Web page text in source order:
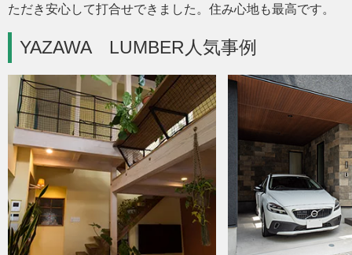
ただき安心して打合せできました。住み心地も最高です。
YAZAWA LUMBER人気事例